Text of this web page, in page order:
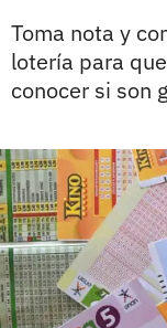
Toma nota y
lotería para
conocer si son